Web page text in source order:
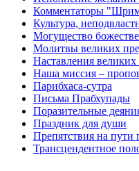
Комментаторы
Культура,
Могущество
Молитвы великих
Наставления
Наша миссия –
Парибхаса-сутра
Письма Прабхупады
Поразительные
Праздник для души
Препятствия на пути
Трансцендентное